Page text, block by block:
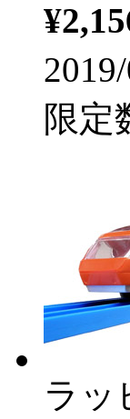
限定
ラッ